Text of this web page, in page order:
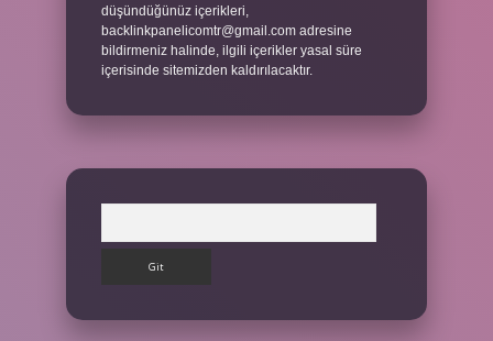
düşündüğünüz içerikleri,
backlinkpanelicomtr@gmail.com adresine
bildirmeniz halinde, ilgili içerikler yasal süre
içerisinde sitemizden kaldırılacaktır.